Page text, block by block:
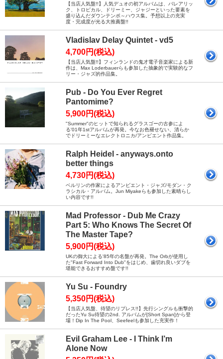
【当店人気盤!!】人気デュオの初アルバムは、バレアリッ
ク、トロピカル、ドリーミー、ジャジーといった要素を
盛り込んだダウンテンポ～ハウス集。予想以上の充実
度・完成度が光る大推薦盤!!
Vladislav Delay Quintet - vd5
4,700円(税込)
【当店人気盤!!】フィンランドの鬼才電子音楽家による新
作は、Max Loderbauerらも参加した抽象的で実験的なフ
リー・ジャズ的作品集。
Pub - Do You Ever Regret
Pantomime?
5,900円(税込)
"Summer"のヒットで知られるグラスゴーの古参によ
る'01年1stアルバムが再発。今なお色褪せない、清らか
でドリーミーなエレクトロニカ/アンビエント作品集。
Ralph Heidel - anyways.onto
better things
4,730円(税込)
ベルリンの作家によるアンビエント・ジャズ/モダン・ク
ラシカル・アルバム。Jun Miyakeらも参加した素晴らし
い内容です!!
Mad Professor - Dub Me Crazy
Part 5: Who Knows The Secret Of
The Master Tape?
5,900円(税込)
UKの御大による'85年の名盤が再発。The Orbが使用し
た"Fast Forward Into Dub"をはじめ、歯切れ良いダブを
堪能できるおすすめ盤です!!
Yu Su - Foundry
5,350円(税込)
【当店人気盤、待望のリプレス!!】先行シングルも衝撃的
だったYu Su待望の2nd. アルバムが[Short Span]から登
場！Dip In The Pool、Seefeelも参加した充実作！
Evil Graham Lee - I Think I’m
Alone Now